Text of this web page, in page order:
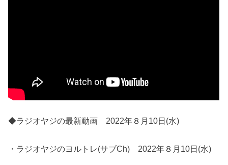
◆ラジオヤジの最新動画 2022年８月10日(水)
・ラジオヤジのヨルトレ(サブCh) 2022年８月10日(水)